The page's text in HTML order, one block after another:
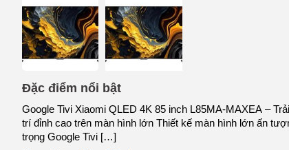
Đặc điểm nổi bật
Google Tivi Xiaomi QLED 4K 85 inch L85MA-MAXEA –
trí đỉnh cao trên màn hình lớn Thiết kế màn hình lớn ấn
trọng Google Tivi […]